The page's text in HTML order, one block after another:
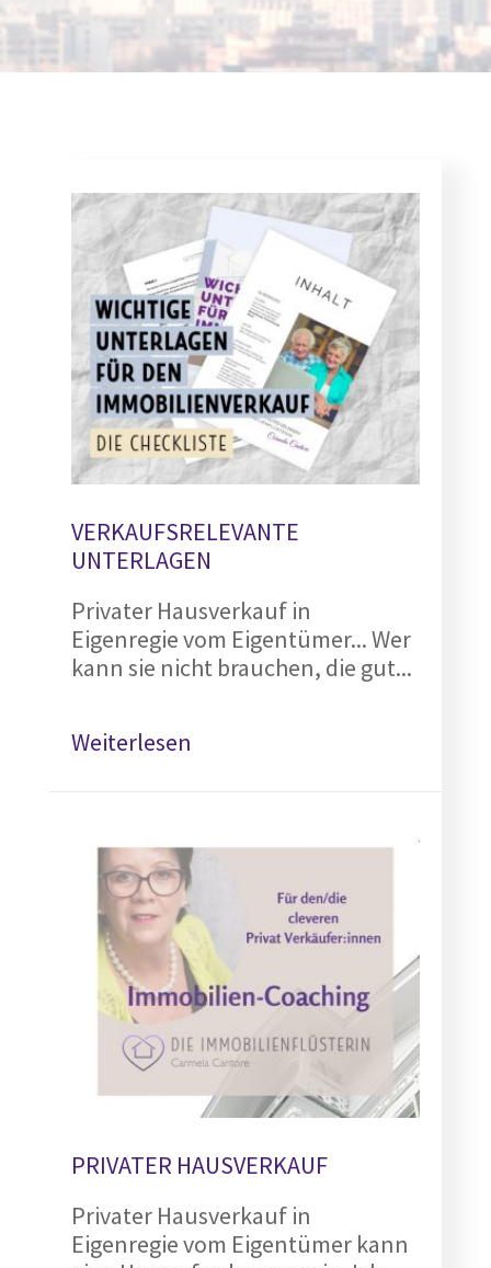
VERKAUFSRELEVANTE
UNTERLAGEN
Privater Hausverkauf in
Eigenregie vom Eigentümer... Wer
kann sie nicht brauchen, die gut...
Weiterlesen
PRIVATER HAUSVERKAUF
Privater Hausverkauf in
Eigenregie vom Eigentümer kann